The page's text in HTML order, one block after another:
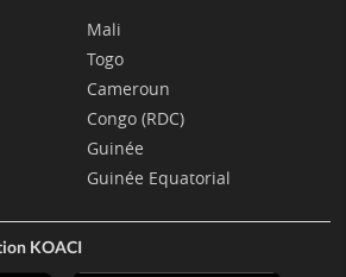
Mali
Togo
Cameroun
Congo (RDC)
Guinée
Guinée Equatorial
KOACI